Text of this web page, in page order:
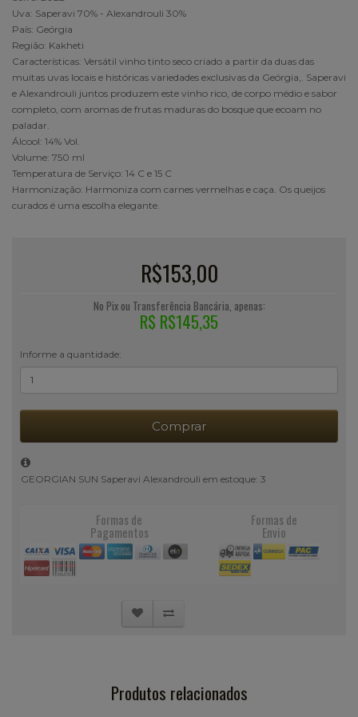
Uva: Saperavi 70% - Alexandrouli 30%
País: Geórgia
Região: Kakheti
Características: Versátil vinho tinto seco criado a partir da duas das
muitas uvas locais e históricas variedades exclusivas da Geórgia,. Saperavi
e Alexandrouli juntos produzem este vinho rico, de corpo médio e sabor
completo, com aromas de frutas maduras do bosque que ecoam no
paladar.
Álcool: 14% Vol.
Volume: 750 ml
Temperatura de Serviço: 14 C e 15 C
Harmonização: Harmoniza com carnes vermelhas e caça. Os queijos
curados é uma escolha elegante.
R$153,00
No Pix ou Transferência Bancária, apenas:
R$ R$145,35
Informe a quantidade:
Comprar
GEORGIAN SUN Saperavi Alexandrouli em estoque: 3
Formas de
Pagamentos
Formas de
Envio
Produtos relacionados